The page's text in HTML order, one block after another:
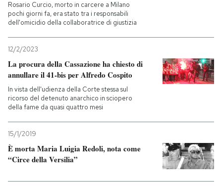
Rosario Curcio, morto in carcere a Milano
pochi giorni fa, era stato tra i responsabili
dell'omicidio della collaboratrice di giustizia
12/2/2023
La procura della Cassazione ha chiesto di
annullare il 41-bis per Alfredo Cospito
In vista dell'udienza della Corte stessa sul
ricorso del detenuto anarchico in sciopero
della fame da quasi quattro mesi
15/1/2019
È morta Maria Luigia Redoli, nota come
“Circe della Versilia”